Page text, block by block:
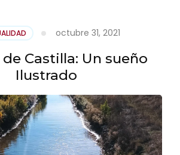
octubre 31, 2021
de Castilla: Un sueño
Ilustrado